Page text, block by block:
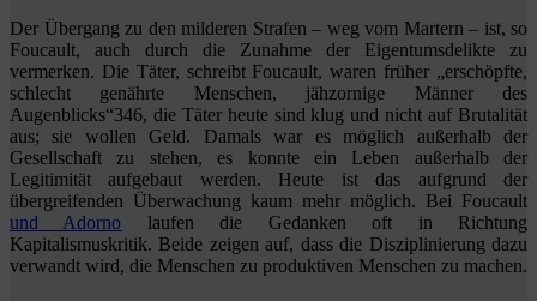
Der Übergang zu den milderen Strafen – weg vom Martern – ist, so
Foucault, auch durch die Zunahme der Eigentumsdelikte zu
vermerken. Die Täter, schreibt Foucault, waren früher „erschöpfte,
schlecht genährte Menschen, jähzornige Männer des
Augenblicks“346, die Täter heute sind klug und nicht auf Brutalität
aus; sie wollen Geld. Damals war es möglich außerhalb der
Gesellschaft zu stehen, es konnte ein Leben außerhalb der
Legitimität aufgebaut werden. Heute ist das aufgrund der
übergreifenden Überwachung kaum mehr möglich. Bei Foucault
und Adorno laufen die Gedanken oft in Richtung
Kapitalismuskritik. Beide zeigen auf, dass die Disziplinierung dazu
verwandt wird, die Menschen zu produktiven Menschen zu machen.